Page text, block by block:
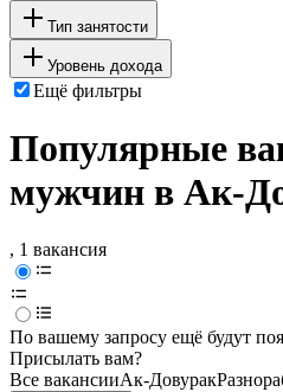
Тип занятости
Уровень дохода
Ещё фильтры
Популярные
мужчин в Ак-
, 1 вакансия
По вашему запросу ещё будут
Присылать вам?
Все вакансииАк-Довурак